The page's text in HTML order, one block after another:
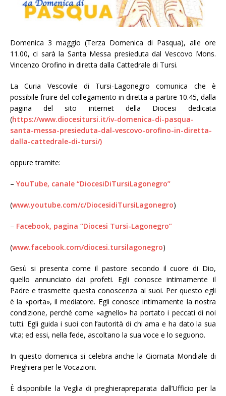
Domenica 3 maggio (Terza Domenica di Pasqua), alle ore
11.00, ci sarà la Santa Messa presieduta dal Vescovo Mons.
Vincenzo Orofino in diretta dalla Cattedrale di Tursi.
La Curia Vescovile di Tursi-Lagonegro comunica che è
possibile fruire del collegamento in diretta a partire 10.45, dalla
pagina del sito internet della Diocesi dedicata
(https://www.diocesitursi.it/iv-domenica-di-pasqua-
santa-messa-presieduta-dal-vescovo-orofino-in-diretta-
dalla-cattedrale-di-tursi/)
oppure tramite:
– YouTube, canale “DiocesiDiTursiLagonegro”
(www.youtube.com/c/DiocesidiTursiLagonegro)
– Facebook, pagina “Diocesi Tursi-Lagonegro”
(www.facebook.com/diocesi.tursilagonegro)
Gesù si presenta come il pastore secondo il cuore di Dio,
quello annunciato dai profeti. Egli conosce intimamente il
Padre e trasmette questa conoscenza ai suoi. Per questo egli
è la «porta», il mediatore. Egli conosce intimamente la nostra
condizione, perché come «agnello» ha portato i peccati di noi
tutti. Egli guida i suoi con l’autorità di chi ama e ha dato la sua
vita; ed essi, nella fede, ascoltano la sua voce e lo seguono.
In questo domenica si celebra anche la Giornata Mondiale di
Preghiera per le Vocazioni.
È disponibile la Veglia di preghierapreparata dall’Ufficio per la